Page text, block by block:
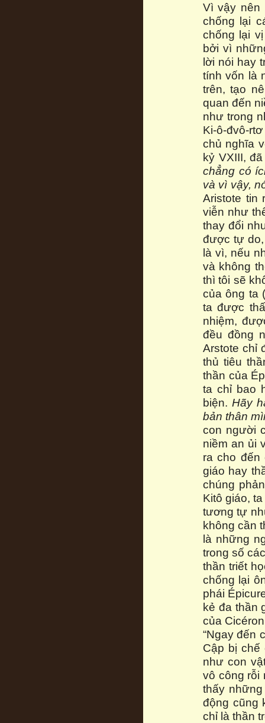
Vì vậy nên
chống lại
chống lại
bởi vì
lời nói hay
tính vốn là
trên, tạo
quan đến
như trong
Ki-ô-đvô-
chủ nghĩa
kỷ VXIII,
chẳng có
và vì vậy,
Aristote tin
viễn như
thay đổi
được tự
là vì, nếu
và không
thì tôi sẽ
của ông ta
ta được
nhiệm,
đều đồng
Arstote chỉ
thủ tiêu
thần của
ta chỉ bao
biện.Hãy
bản thân
con người
niềm an ủi
ra cho đến
giáo hay
chúng
Kitô giáo,
tương tự
không cần
là những
trong số
thần triết
chống lại
phái
kẻ đa thần
của
“Ngay đến
Cập bị chế
như con
vô công rỗi
thấy
động cũng
chỉ là thần